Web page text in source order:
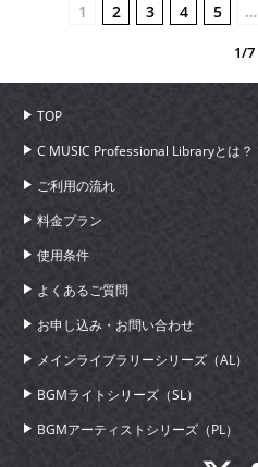
1 2 3 4 5 …
1/7
TOP
C MUSIC Professional Libraryとは？
ご利用の流れ
料金プラン
使用条件
よくあるご質問
お申し込み・お問い合わせ
メインライブラリーシリーズ（AL）
BGMライトシリーズ（SL）
BGMアーティストシリーズ（PL）